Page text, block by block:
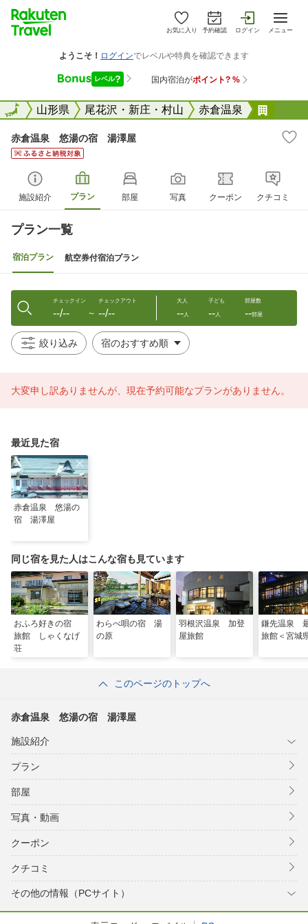
お気に入り 予約確認 ログイン メニュー
全国山形県 尾花沢・新庄・村山 赤倉温泉
全国
赤倉温泉 悠湯の宿 湯澤屋
施設紹介 プラン 部屋 写真 クーポン クチコミ
プラン一覧
宿泊プラン 航空券付宿泊プラン
チェックイン
--/-- 〜
チェックアウト
--/--
大人
--人
子ども
--人
部屋数
--部屋
絞り込み
大変申し訳ありませんが、現在予約可能なプランがありません。
最近見た宿
赤倉温泉 悠湯の
宿 湯澤屋
同じ宿を見た人はこんな宿も見ています
おふろ好きの宿
旅館 しゃくなげ
荘
わらべ唄の宿 湯
の原
羽根沢温泉 加登
屋旅館
鎌先温泉
旅館＜宮城
このページのトップへ
赤倉温泉 悠湯の宿 湯澤屋
施設紹介
プラン
部屋
写真・動画
クーポン
クチコミ
その他の情報（PCサイト）